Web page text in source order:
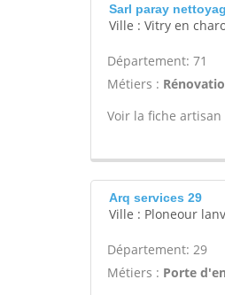
Sarl paray
Ville : Vitry en
Département: 71
Métiers :
Voir la fiche artisan
Arq services 29
Ville : Ploneour
Département: 29
Métiers : Porte